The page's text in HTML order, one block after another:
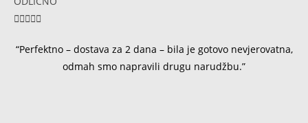

“Perfektno – dostava za 2 dana – bila je gotovo nevjerovatna,
odmah smo napravili drugu narudžbu.”